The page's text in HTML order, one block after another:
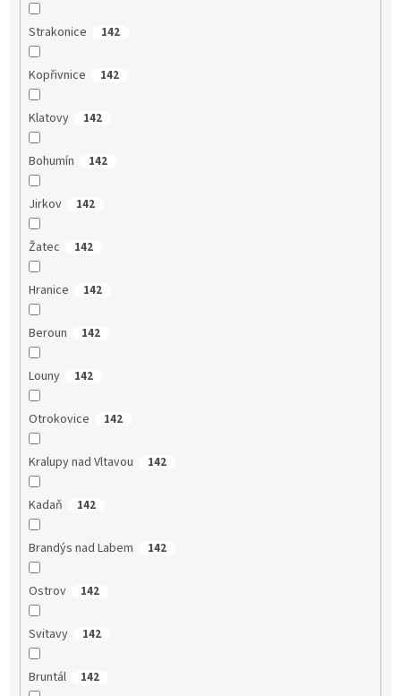
Strakonice 142
Kopřivnice 142
Klatovy 142
Bohumín 142
Jirkov 142
Žatec 142
Hranice 142
Beroun 142
Louny 142
Otrokovice 142
Kralupy nad Vltavou 142
Kadaň 142
Brandýs nad Labem 142
Ostrov 142
Svitavy 142
Bruntál 142